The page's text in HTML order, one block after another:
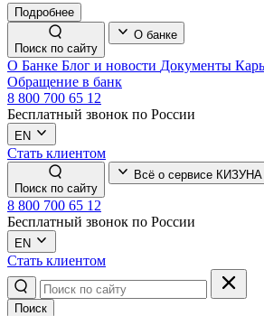
Подробнее
Поиск по сайту
О банке
О Банке Блог и новости Документы
Обращение в банк
8 800 700 65 12
Бесплатный звонок по России
EN
Стать клиентом
Поиск по сайту
Всё о сервисе КИЗУНА
8 800 700 65 12
Бесплатный звонок по России
EN
Стать клиентом
Поиск